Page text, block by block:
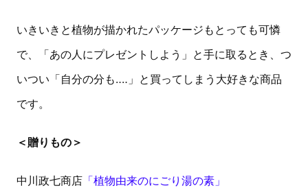
いきいきと植物が描かれたパッケージもとっても可憐
で、「あの人にプレゼントしよう」と手に取るとき、つ
いつい「自分の分も‥‥」と買ってしまう大好きな商品
です。
＜贈りもの＞
中川政七商店 「植物由来のにごり湯の素」